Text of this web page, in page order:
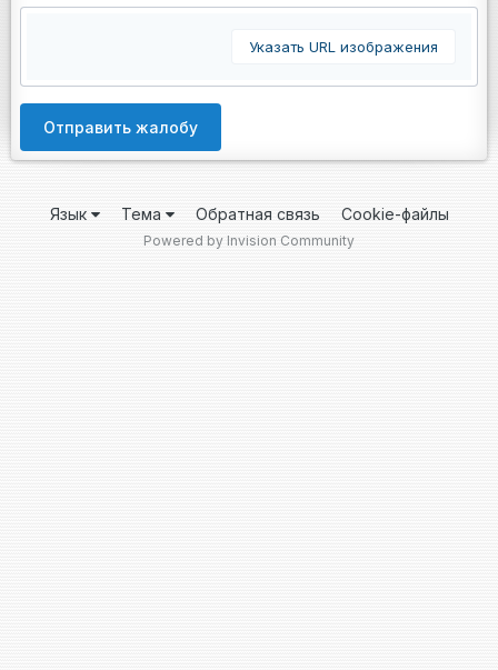
Указать URL изображения
Отправить жалобу
Язык Тема Обратная связь Cookie-файлы
Powered by Invision Community